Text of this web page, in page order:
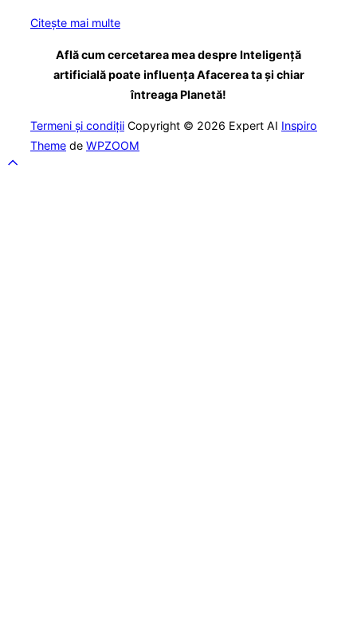
Citește mai multe„The
AI
Act:
Navigating
Regulatory
Uncertainty
Află cum cercetarea mea despre Inteligență
artificială poate influența Afacerea ta și chiar
întreaga Planetă!
Termeni și condiții Copyright © 2026 Expert AI Inspiro
Theme de WPZOOM